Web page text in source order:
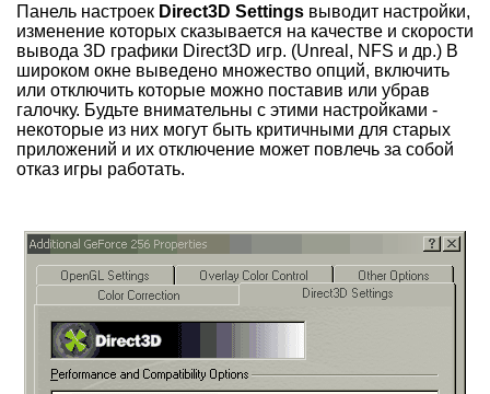
Панель настроек Direct3D Settings выводит настройки,
изменение которых сказывается на качестве и скорости
вывода 3D графики Direct3D игр. (Unreal, NFS и др.) В
широком окне выведено множество опций, включить
или отключить которые можно поставив или убрав
галочку. Будьте внимательны с этими настройками -
некоторые из них могут быть критичными для старых
приложений и их отключение может повлечь за собой
отказ игры работать.